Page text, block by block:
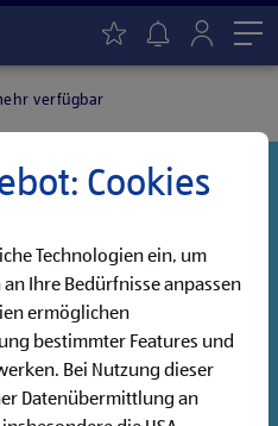
verfügbar
die auf dich warten!
Interesse!
oder abonniere deinen
Jobalarm:
Jobalarm
Cookies
Technologien ein, um
Ihre Bedürfnisse anpassen
ermöglichen
bestimmter Features und
Bei Nutzung dieser
Datenübermittlung an